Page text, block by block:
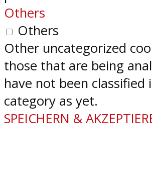
Others
Others
Other uncategorized
those that are being
have not been classified
category as yet.
SPEICHERN &